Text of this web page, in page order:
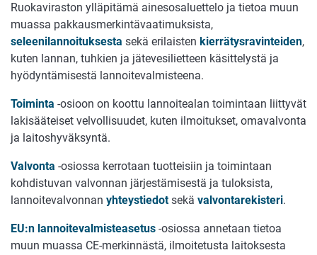
Ruokaviraston ylläpitämä ainesosaluettelo ja tietoa muun
muassa pakkausmerkintävaatimuksista,
seleenilannoituksesta sekä erilaisten kierrätysravinteiden,
kuten lannan, tuhkien ja jätevesilietteen käsittelystä ja
hyödyntämisestä lannoitevalmisteena.
Toiminta -osioon on koottu lannoitealan toimintaan liittyvät
lakisääteiset velvollisuudet, kuten ilmoitukset, omavalvonta
ja laitoshyväksyntä.
Valvonta -osiossa kerrotaan tuotteisiin ja toimintaan
kohdistuvan valvonnan järjestämisestä ja tuloksista,
lannoitevalvonnan yhteystiedotsekä valvontarekisteri.
EU:n lannoitevalmisteasetus -osiossa annetaan tietoa
muun muassa CE-merkinnästä, ilmoitetusta laitoksesta